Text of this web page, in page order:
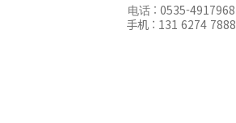
电话 : 0535-4917968
手机 : 131 6274 7888